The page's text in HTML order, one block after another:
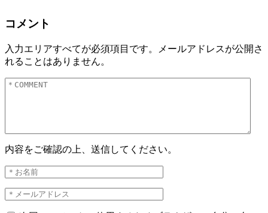
コメント
入力エリアすべてが必須項目です。メールアドレスが公開さ
れることはありません。
内容をご確認の上、送信してください。